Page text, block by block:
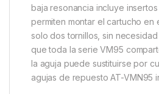
baja resonancia incluye
permiten montar el cartucho en
solo dos tornillos, sin
que toda la serie VM95
la aguja puede sustituirse por
agujas de repuesto AT-VMN95